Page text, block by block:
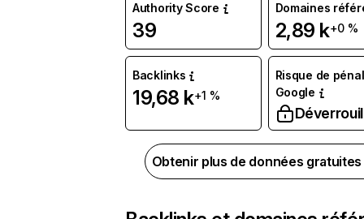
Authority Score
39
Domaines
2,89 k+0 %
Backlinks
19,68 k+1 %
Risque de
Google
Obtenir plus de données